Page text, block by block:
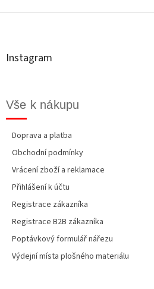
á
Instagram
Vše k nákupu
Doprava a platba
Obchodní podmínky
Vrácení zboží a reklamace
Přihlášení k účtu
Registrace zákazníka
Registrace B2B zákazníka
Poptávkový formulář nářezu
Výdejní místa plošného materiálu